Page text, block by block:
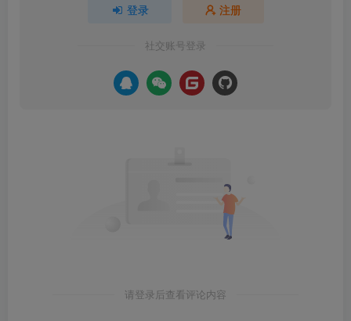
登录 注册
社交账号登录
请登录后查看评论内容